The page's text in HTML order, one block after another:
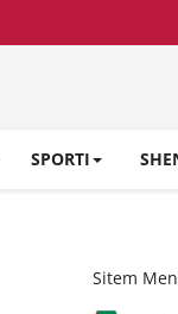
SPORTI
Sitem